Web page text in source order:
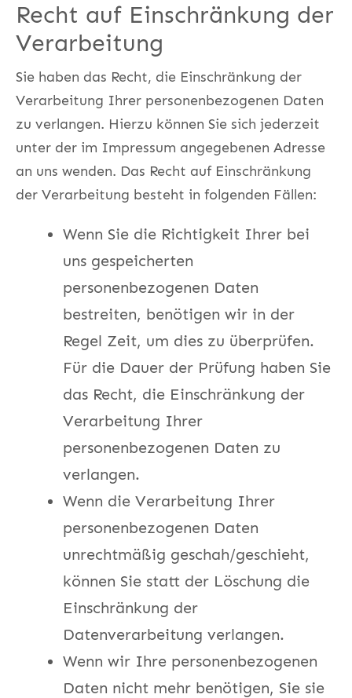
Recht auf Einschränkung der
Verarbeitung
Sie haben das Recht, die Einschränkung der
Verarbeitung Ihrer personenbezogenen Daten
zu verlangen. Hierzu können Sie sich jederzeit
unter der im Impressum angegebenen Adresse
an uns wenden. Das Recht auf Einschränkung
der Verarbeitung besteht in folgenden Fällen:
Wenn Sie die Richtigkeit Ihrer bei
uns gespeicherten
personenbezogenen Daten
bestreiten, benötigen wir in der
Regel Zeit, um dies zu überprüfen.
Für die Dauer der Prüfung haben Sie
das Recht, die Einschränkung der
Verarbeitung Ihrer
personenbezogenen Daten zu
verlangen.
Wenn die Verarbeitung Ihrer
personenbezogenen Daten
unrechtmäßig geschah/geschieht,
können Sie statt der Löschung die
Einschränkung der
Datenverarbeitung verlangen.
Wenn wir Ihre personenbezogenen
Daten nicht mehr benötigen, Sie sie